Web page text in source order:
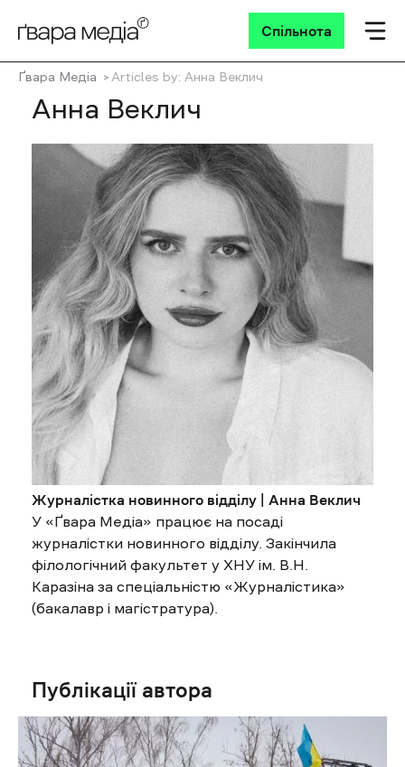
Спільнота
Ґвара Медіа Articles by: Анна Веклич
Анна Веклич
Журналістка новинного відділу | Анна Веклич
У «Ґвара Медіа» працює на посаді
журналістки новинного відділу. Закінчила
філологічний факультет у ХНУ ім. В.Н.
Каразіна за спеціальністю «Журналістика»
(бакалавр і магістратура).
Публікації автора